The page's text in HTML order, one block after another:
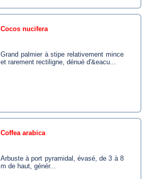
cocos nucifera
Grand palmier à stipe relativement mince
et rarement rectiligne, dénué d'&eacu...
coffea arabica
Arbuste à port pyramidal, évasé, de 3 à 8
m de haut, génér...